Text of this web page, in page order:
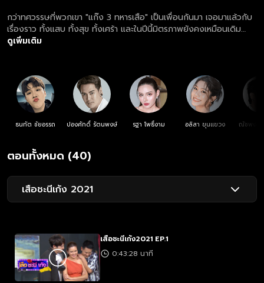
กว่าทศวรรษที่พวกเขา "แก๊ง 3 ทหารเสือ" เป็นเพื่อนกันมา เจอมาแล้วกับ
เรื่องราว ทั้งแสบ ทั้งสุข ทั้งเศร้า และในปีนี้มิตรภาพยังคงเหมือนเดิม
เพิ่มเติมคือความรักของชะนีเจ๊ออย, เก้งชีต้า และเสือตั้ม ความรักของ
ดูเพิ่มเติม
ธนทัต ชัยอรรถ ปองศักดิ์ รัตนพงษ์ รฐา โพธิ์งาม อลิสา ขุนแขวง ณัชพงศ์
ตอนทั้งหมด (40)
เสือชะนีเก้ง 2021
เสือชะนีเก้ง2021 EP.1
0:43:28 นาที